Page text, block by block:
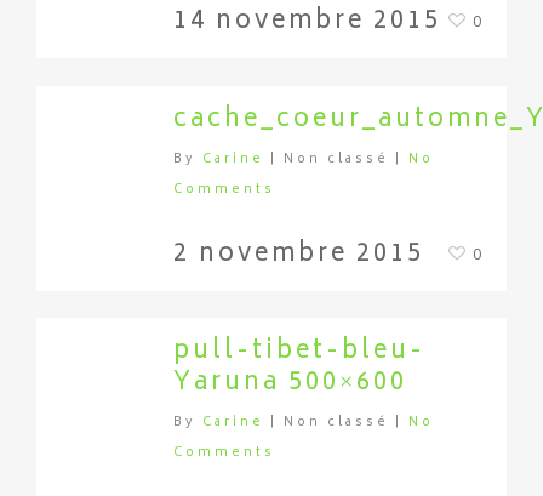
14 novembre 2015 0
By Carine | Non classé | No
Comments
2 novembre 2015 0
pull-tibet-bleu-
Yaruna 500×600
By Carine | Non classé | No
Comments